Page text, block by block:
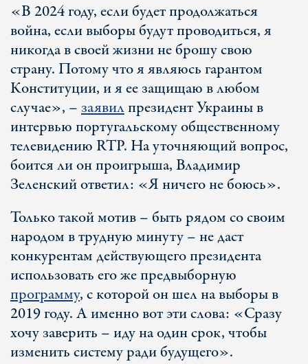
«В 2024 году, если будет продолжаться
война, если выборы будут проводиться, я
никогда в своей жизни не брошу свою
страну. Потому что я являюсь гарантом
Конституции, и я ее защищаю в любом
случае», –заявилпрезидент Украины в
интервью португальскому общественному
телевидению RTP. На уточняющий вопрос,
боится ли он проигрыша, Владимир
Зеленский ответил: «Я ничего не боюсь».
Только такой мотив – быть рядом со своим
народом в трудную минуту – не даст
конкурентам действующего президента
использовать его же предвыборную
программу, с которой он шел на выборы в
2019 году. А именно вот эти слова: «Сразу
хочу заверить – иду на один срок, чтобы
изменить систему ради будущего».